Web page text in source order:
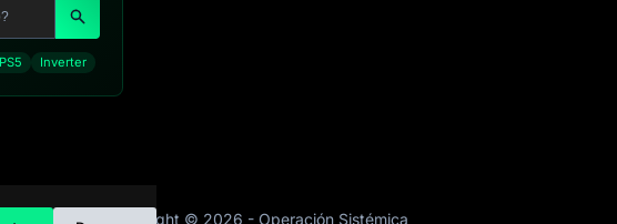
PS5 Inverter
Copyright © 2026 - Operación Sistémica